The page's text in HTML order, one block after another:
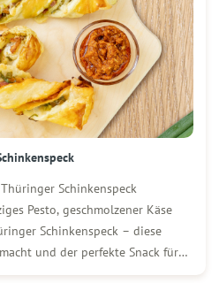
Schinkenspeck
Pesto, geschmolzener Käse
Schinkenspeck – diese
und der perfekte Snack für